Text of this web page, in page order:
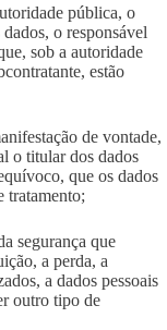
pública, o
o responsável
sob a autoridade
estão
de vontade,
o titular dos dados
que os dados
tratamento;
segurança que
a perda, a
a dados pessoais
outro tipo de